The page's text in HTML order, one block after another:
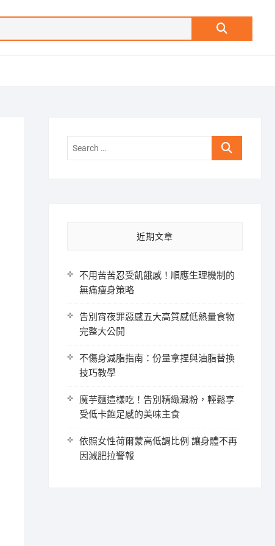
Search
Search
近期文章
不用苦苦忍受飢餓感！順應生理機制的
無痛瘦身策略
告別宵夜罪惡感五大高質感低熱量食物
完整大公開
不傷身減脂指南：份量拿捏與油脂替換
技巧教學
魔芋麵這樣吃！告別精緻澱粉，輕鬆享
受低卡飽足感的美味主食
依照女性荷爾蒙高低調比例 讓身體不再
因減肥拉警報